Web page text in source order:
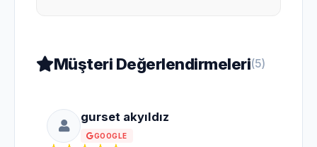
Müşteri Değerlendirmeleri(5)
gurset akyıldız
GOOGLE